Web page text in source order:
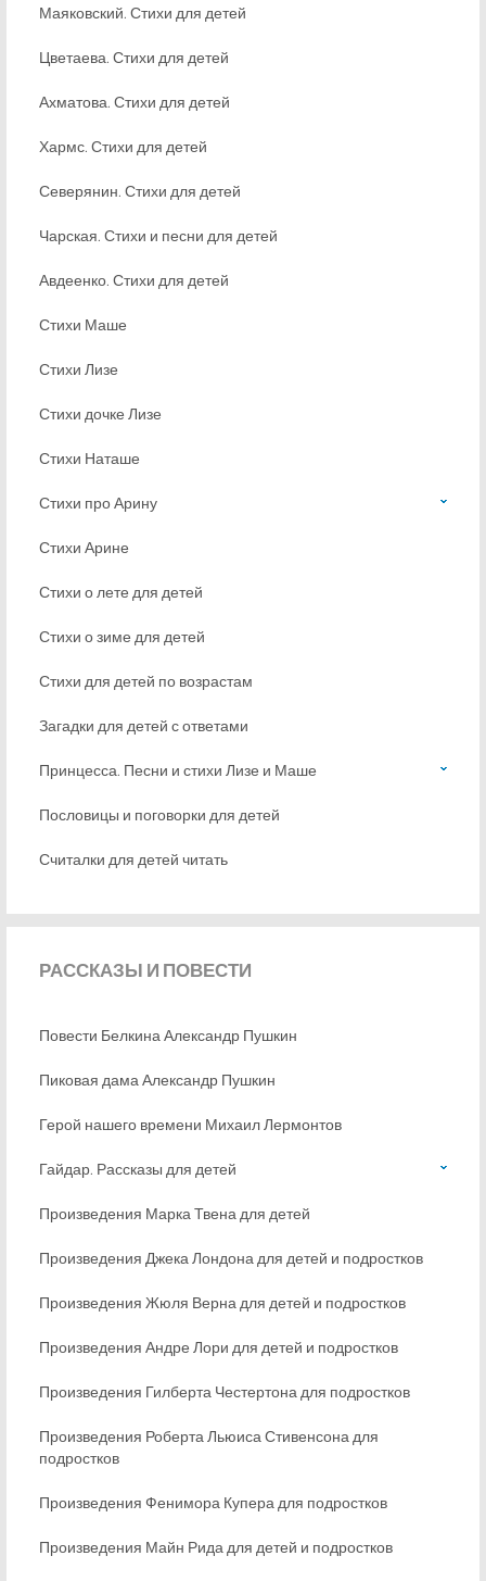
Маяковский. Стихи для детей
Цветаева. Стихи для детей
Ахматова. Стихи для детей
Хармс. Стихи для детей
Северянин. Стихи для детей
Чарская. Стихи и песни для детей
Авдеенко. Стихи для детей
Стихи Маше
Стихи Лизе
Стихи дочке Лизе
Стихи Наташе
Стихи про Арину
Стихи Арине
Стихи о лете для детей
Стихи о зиме для детей
Стихи для детей по возрастам
Загадки для детей с ответами
Принцесса. Песни и стихи Лизе и Маше
Пословицы и поговорки для детей
Считалки для детей читать
РАССКАЗЫ И ПОВЕСТИ
Повести Белкина Александр Пушкин
Пиковая дама Александр Пушкин
Герой нашего времени Михаил Лермонтов
Гайдар. Рассказы для детей
Произведения Марка Твена для детей
Произведения Джека Лондона для детей и подростков
Произведения Жюля Верна для детей и подростков
Произведения Андре Лори для детей и подростков
Произведения Гилберта Честертона для подростков
Произведения Роберта Льюиса Стивенсона для
подростков
Произведения Фенимора Купера для подростков
Произведения Майн Рида для детей и подростков